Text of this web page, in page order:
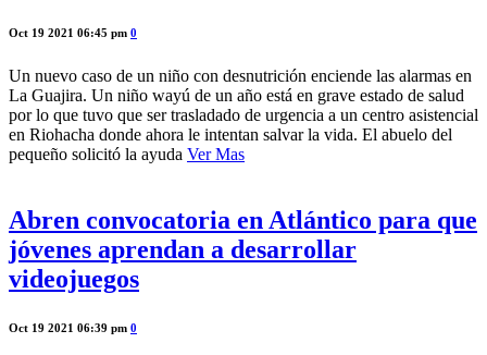
Oct 19 2021 06:45 pm 0
Un nuevo caso de un niño con desnutrición enciende las alarmas en
La Guajira. Un niño wayú de un año está en grave estado de salud
por lo que tuvo que ser trasladado de urgencia a un centro asistencial
en Riohacha donde ahora le intentan salvar la vida. El abuelo del
pequeño solicitó la ayuda Ver Mas
Abren convocatoria en Atlántico para que
jóvenes aprendan a desarrollar
videojuegos
Oct 19 2021 06:39 pm 0